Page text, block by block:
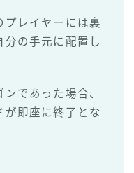
プレイヤーには裏
分の手元に配置し
であった場合、
が即座に終了とな